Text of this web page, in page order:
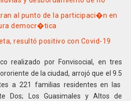
al punto de la participaci�n en
democr�tica
resultó positivo con Covid-19
realizado por Fonvisocial, en tres
de la ciudad, arrojó que el 9.5
a 221 familias residentes en las
Dos; Los Guasimales y Altos de